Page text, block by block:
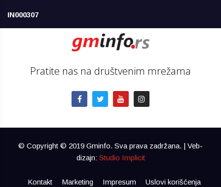
IN000307
Pratite nas na društvenim mrežama
© Copyright © 2019 Gminfo. Sva prava zadržana. | Veb-
dizajn: Studio Implicit
Kontakt Marketing Impresum Uslovi korišćenja